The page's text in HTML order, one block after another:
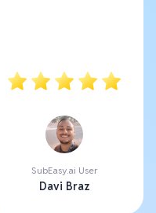
SubEasy.ai User
Davi Braz